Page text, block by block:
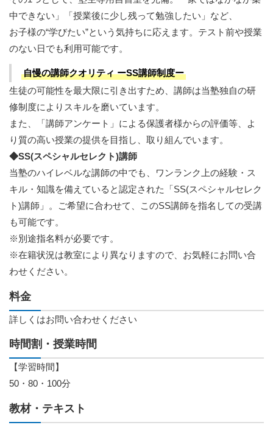
中できない」「授業後に少し残って勉強したい」など、
お子様の“学びたい”という気持ちに応えます。テスト前や授業
のない日でも利用可能です。
自慢の講師クオリティ ーSS講師制度ー
生徒の可能性を最大限に引き出すため、講師は当塾独自の研
修制度によりスキルを磨いています。
また、「講師アンケート」による保護者様からの評価等、よ
り質の高い授業の提供を目指し、取り組んでいます。
◆SS(スペシャルセレクト)講師
当塾のハイレベルな講師の中でも、ワンランク上の経験・ス
キル・知識を備えていると認定された「SS(スペシャルセレク
ト)講師」。ご希望に合わせて、このSS講師を指名しての受講
も可能です。
※別途指名料が必要です。
※在籍状況は教室により異なりますので、お気軽にお問い合
わせください。
料金
詳しくはお問い合わせください
時間割・授業時間
【学習時間】
50・80・100分
教材・テキスト